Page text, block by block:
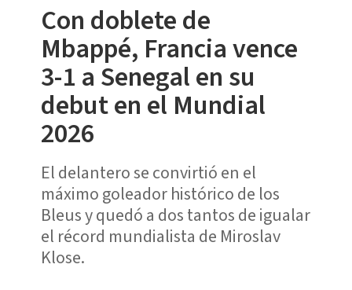
Con doblete de
Mbappé, Francia vence
3-1 a Senegal en su
debut en el Mundial
2026
El delantero se convirtió en el
máximo goleador histórico de los
Bleus y quedó a dos tantos de igualar
el récord mundialista de Miroslav
Klose.